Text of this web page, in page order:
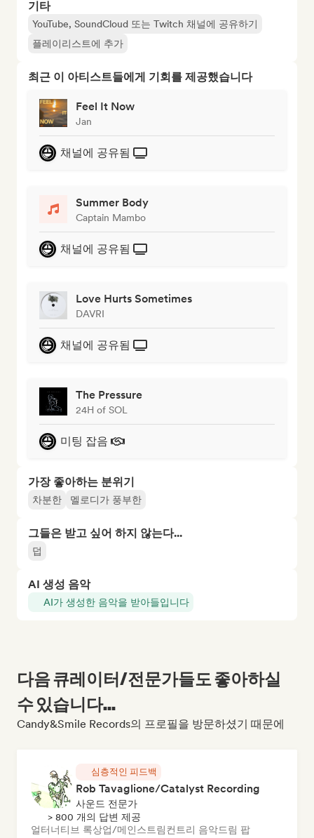
기타
YouTube, SoundCloud 또는 Twitch 채널에 공유하기
플레이리스트에 추가
최근 이 아티스트들에게 기회를 제공했습니다
Feel It Now
Jan
채널에 공유됨
Summer Body
Captain Mambo
채널에 공유됨
Love Hurts Sometimes
DAVRI
채널에 공유됨
The Pressure
24H of SOL
미팅 잡음
가장 좋아하는 분위기
차분한 멜로디가 풍부한
그들은 받고 싶어 하지 않는다...
덥
AI 생성 음악
AI가 생성한 음악을 받아들입니다
다음 큐레이터/전문가들도 좋아하실
수 있습니다...
Candy&Smile Records의 프로필을 방문하셨기 때문에
심층적인 피드백
Rob Tavaglione/Catalyst Recording
사운드 전문가
> 800 개의 답변 제공
얼터너티브 록상업/메인스트림컨트리 음악드림 팝